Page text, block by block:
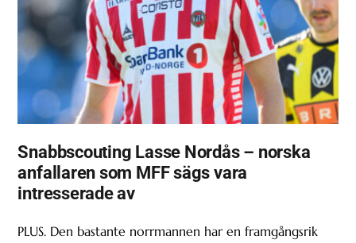
Snabbscouting Lasse Nordås – norska
anfallaren som MFF sägs vara
intresserade av
PLUS. Den bastante norrmannen har en framgångsrik